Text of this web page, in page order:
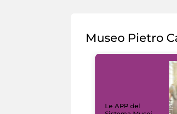
Museo Pietro
Le APP del